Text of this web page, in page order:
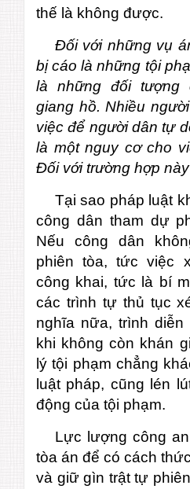
thế là không được.
Đối với những vụ
bị cáo là những tội
là những đối tượng
giang hồ. Nhiều
việc để người dân tự
là một nguy cơ cho
Đối với trường hợp
Tại sao pháp luật
công dân tham dự
Nếu công dân
phiên tòa, tức việc
công khai, tức là bí
các trình tự thủ tục
nghĩa nữa, trình
khi không còn khán
lý tội phạm chẳng
luật pháp, cũng lén
động của tội phạm.
Lực lượng công
tòa án để có cách
và giữ gìn trật tự